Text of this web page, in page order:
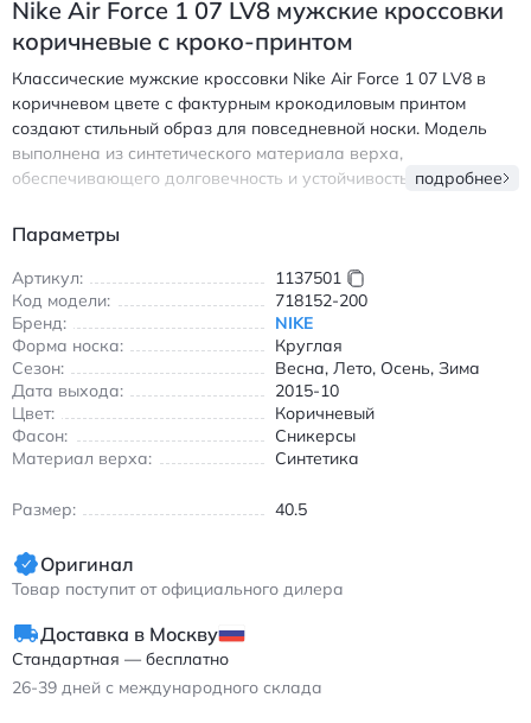
Nike Air Force 1 07 LV8 мужские кроссовки
коричневые с кроко-принтом
Классические мужские кроссовки Nike Air Force 1 07 LV8 в
коричневом цвете с фактурным крокодиловым принтом
создают стильный образ для повседневной носки. Модель
выполнена из синтетического материала верха,
обеспечивающего долговечность и устойчивость к износу.
резиновая подошва с противоскользящим покрытием
Белая средняя часть и коричневая подошва создают
контрастный акцент, дополняя современный уличный стиль.
Кроссовки подходят для всех сезонов благодаря
универсальному дизайну и материалам, сохраняющим
комфорт при температурных перепадах. Идеально
сочетаются с джинсами, шортами и спортивными брюками,
подчеркивая лаконичный и модный образ.
Высококачественная отделка и узнаваемый силуэт делают
Найк Эйр Форс 1 07 ЛВ8 мужские кроссовки коричневые с
подробнее
Параметры
Артикул:
1137501
Код модели:
718152-200
Бренд:
NIKE
Форма носка:
Круглая
Сезон:
Весна, Лето, Осень, Зима
Дата выхода:
2015-10
Цвет:
Коричневый
Фасон:
Сникерсы
Материал верха:
Синтетика
Размер: 40.5
Оригинал
Товар поступит от официального дилера
Доставка в Москву
Стандартная — бесплатно
26-39 дней с международного склада